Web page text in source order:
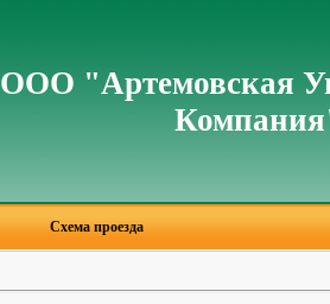
ООО "Артемовская
Схема проезда